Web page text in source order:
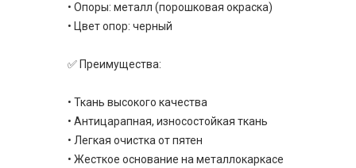
• Опоры: металл (порошковая окраска)
• Цвет опор: черный
✅ Преимущества:
• Ткань высокого качества
• Антицарапная, износостойкая ткань
• Легкая очистка от пятен
• Жесткое основание на металлокаркасе